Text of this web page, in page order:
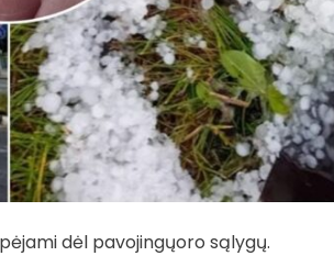
dėl pavojingųoro sąlygų.